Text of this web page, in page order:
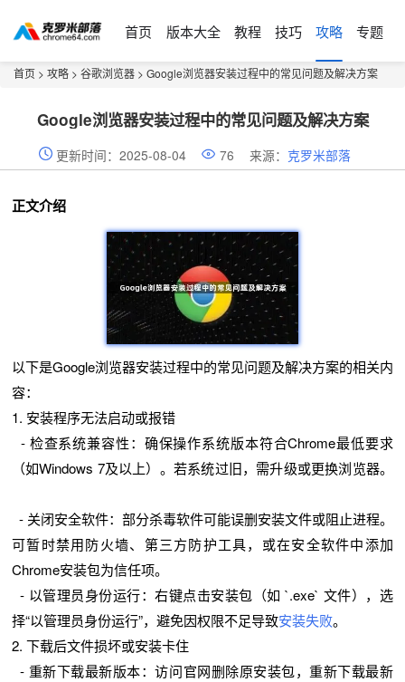
首页 版本大全 教程 技巧 攻略 专题
首页 > 攻略 > 谷歌浏览器 > Google浏览器安装过程中的常见问题及解决方案
Google浏览器安装过程中的常见问题及解决方案
更新时间：2025-08-04 76 来源： 克罗米部落
正文介绍
以下是Google浏览器安装过程中的常见问题及解决方案的相关内
容：
1. 安装程序无法启动或报错
- 检查系统兼容性：确保操作系统版本符合Chrome最低要求
（如Windows 7及以上）。若系统过旧，需升级或更换浏览器。
- 关闭安全软件：部分杀毒软件可能误删安装文件或阻止进程。
可暂时禁用防火墙、第三方防护工具，或在安全软件中添加
Chrome安装包为信任项。
- 以管理员身份运行：右键点击安装包（如 `.exe` 文件），选
择“以管理员身份运行”，避免因权限不足导致安装失败。
2. 下载后文件损坏或安装卡住
- 重新下载最新版本：访问官网删除原安装包，重新下载最新